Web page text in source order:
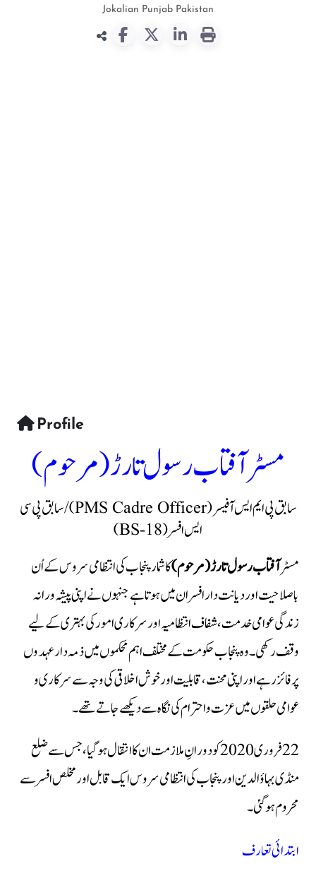
Jokalian Punjab Pakistan
Profile
مسٹر آفتاب رسول تارڑ (مرحوم)
سابق پی ایم ایس آفیسر (PMS Cadre Officer) / سابق پی سی
ایس افسر (BS-18)
مسٹرآفتاب رسول تارڑ (مرحوم)کا شمار پنجاب کی انتظامی سروس کے اُن
باصلاحیت اور دیانت دار افسران میں ہوتا ہے جنہوں نے اپنی پیشہ ورانہ
زندگی عوامی خدمت، شفاف انتظامیہ اور سرکاری امور کی بہتری کے لیے
وقف رکھی۔ وہ پنجاب حکومت کے مختلف اہم محکموں میں ذمہ دار عہدوں
پر فائز رہے اور اپنی محنت، قابلیت اور خوش اخلاقی کی وجہ سے سرکاری و
عوامی حلقوں میں عزت و احترام کی نگاہ سے دیکھے جاتے تھے۔
22 فروری 2020 کو دورانِ ملازمت ان کا انتقال ہو گیا، جس سے ضلع
منڈی بہاؤالدین اور پنجاب کی انتظامی سروس ایک قابل اور مخلص افسر سے
محروم ہو گئی۔
ابتدائی تعارف